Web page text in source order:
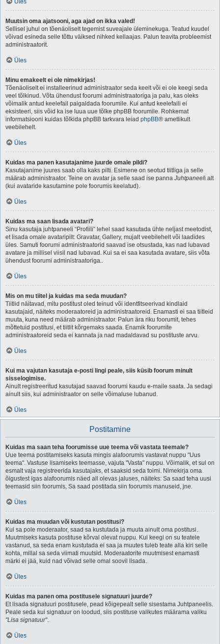
Üles
Muutsin oma ajatsooni, aga ajad on ikka valed!
Sellisel juhul on tõenäoliselt tegemist suveajale üleminekuga. Teatud kuudel
võivad esineda selle tõttu väiksed nihked kellaajas. Palun teavita probleemist
administraatorit.
Üles
Minu emakeelt ei ole nimekirjas!
Tõenäoliselt ei installeerinud administraator seda keelt või ei ole keegi seda
veel tõlkinud. Võta ühendust foorumi administraatoriga ja palu, kas oleks
võimalik antud keelefail paigaldada foorumile. Kui antud keelefaili ei
eksisteeri, siis võid ka ise luua uue tõlke phpBB foorumile. Rohkemat
informatsiooni kuidas tõlkida phpBB tarkvara leiad phpBB® ametlikult
veebilehelt.
Üles
Kuidas ma panen kasutajanime juurde omale pildi?
Kasutajanime juures saab olla kaks pilti. Esimene on seotud tiitliga ja selle
määrab administraator. Teine on avatar ja selle saad ise panna Juhtpaneeli alt
(kui avataride kasutamine pole foorumis keelatud).
Üles
Kuidas ma saan lisada avatari?
Sinu kasutaja juhtpaneeli “Profiili” lehel saad kasutada ühte neljast meetodist,
et lisada omale avataripilt: Gravatar, Gallery, mujalt veebilehelt või laadides
üles. Samuti foorumi administraatorid saavad ise otsustada, kas nad lubavad
avatare ja millisel viisil nad lubavad. Kui sa ei saa kasutada avatare, siis võta
ühendust foorumi administraatoriga..
Üles
Mis on mu tiitel ja kuidas ma seda muudan?
Tiitlid näitavad, mitu postitust oled teinud või identfitseerivad kindlaid
kasutajaid, näiteks moderaatoreid ja administraatoreid. Enamasti ei saa tiitleid
muuta, kuna need määrab administraator. Palun ära riku foorumit, tehes
mõttetuid postitusi, et tiitlit kõrgemaks saada. Enamik foorumite
administraatoreid seda ei kannata ja nad madaldavad su postituste arvu.
Üles
Kui ma vajutan kasutaja e-posti lingi peale, siis küsib foorum minult
sisselogimise.
Ainult registreeritud kasutajad saavad foorumi kaudu e-maile saata. Ja sedagi
ainult siis, kui administraator on selle võimaluse lubanud.
Üles
Postitamine
Kuidas ma saan teha foorumisse uue teema või vastata teemale?
Uue teema postitamiseks kasuta mingis alafoorumis vastavat nuppu "Uus
teema". Vastuse lisamiseks teemasse, vajuta "Vasta" nuppu. Võimalik, et sul on
esmalt vaja registreerida kasutajaks, et saaksid seda toimi. Nimekirja oma
õigustest igas alafoorumis näed all olevas jaluses, näiteks: Sa saad teha uusi
teemasid siin foorumis, Sa saad postitada siin foorumis manuseid, jne.
Üles
Kuidas ma muudan või kustutan postitusi?
Kui sa pole moderaator, saad sa kustutada ja muuta ainult oma postitusi.
Muutmiseks kasuta postituse kõrval olevat nuppu. Kui keegi on su teatele
vastanud, sa seda enam kustutada ei saa ja muutes tuleb teate alla kiri selle
kohta, millal sa seda viimati muutsid. Moderaatorite muutmisest enamasti
märki ei jää, kuid nad võivad selle omal soovil lisada.
Üles
Kuidas ma panen oma postitusele signatuuri juurde?
Et lisada signatuuri postitusele, pead kõigepealt selle sisestama Juhtpaneelis.
Peale seda kui signatuur on loodud, siis postituse valikutes määrama valiku
"Lisa signatuur".
Üles